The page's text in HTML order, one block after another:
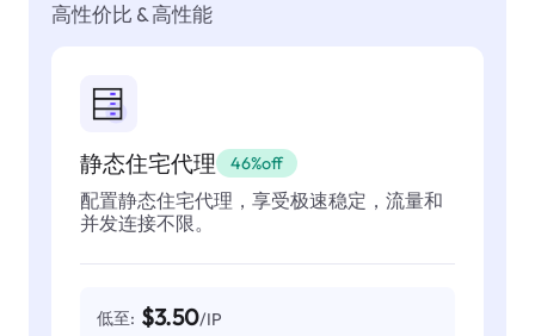
高性价比 & 高性能
静态住宅代理 46%off
配置静态住宅代理，享受极速稳定，流量和
并发连接不限。
低至: $3.50/IP